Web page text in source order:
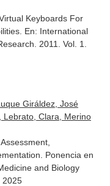
Keyboards For
En: International
. 2011. Vol. 1.
Giráldez, José
Lebrato, Clara, Merino
Ponencia en
and Biology
2025